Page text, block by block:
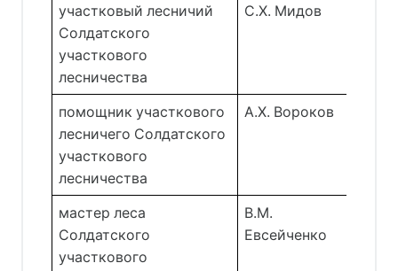
участковый лесничий
Солдатского
участкового
лесничества
С.Х. Мидов
помощник участкового
лесничего Солдатского
участкового
лесничества
А.Х. Вороков
мастер леса
Солдатского
участкового
В.М.
Евсейченко